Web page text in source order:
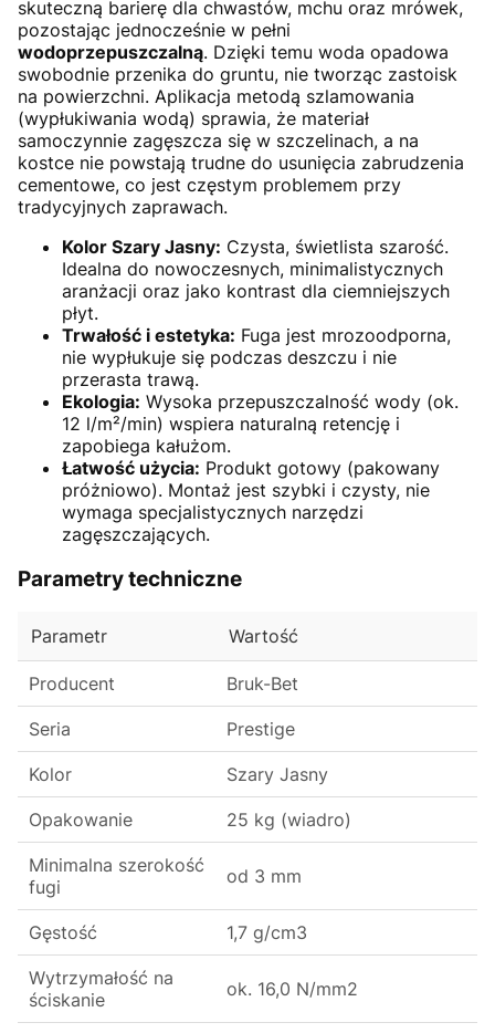
skuteczną barierę dla chwastów, mchu oraz mrówek,
pozostając jednocześnie w pełni
wodoprzepuszczalną. Dzięki temu woda opadowa
swobodnie przenika do gruntu, nie tworząc zastoisk
na powierzchni. Aplikacja metodą szlamowania
(wypłukiwania wodą) sprawia, że materiał
samoczynnie zagęszcza się w szczelinach, a na
kostce nie powstają trudne do usunięcia zabrudzenia
cementowe, co jest częstym problemem przy
tradycyjnych zaprawach.
Kolor Szary Jasny: Czysta, świetlista szarość.
Idealna do nowoczesnych, minimalistycznych
aranżacji oraz jako kontrast dla ciemniejszych
płyt.
Trwałość i estetyka: Fuga jest mrozoodporna,
nie wypłukuje się podczas deszczu i nie
przerasta trawą.
Ekologia: Wysoka przepuszczalność wody (ok.
12 l/m²/min) wspiera naturalną retencję i
zapobiega kałużom.
Łatwość użycia: Produkt gotowy (pakowany
próżniowo). Montaż jest szybki i czysty, nie
wymaga specjalistycznych narzędzi
zagęszczających.
Parametry techniczne
Parametr Wartość
Producent Bruk-Bet
Seria Prestige
Kolor Szary Jasny
Opakowanie 25 kg (wiadro)
Minimalna szerokość
fugi
od 3 mm
Gęstość 1,7 g/cm3
Wytrzymałość na
ściskanie
ok. 16,0 N/mm2